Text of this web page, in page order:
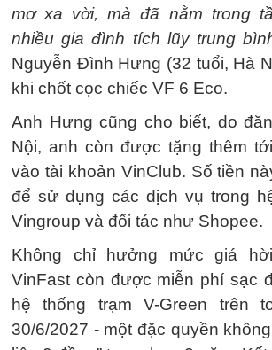
mơ xa vời, mà đã nằm trong
nhiều gia đình tích lũy trung
Nguyễn Đình Hưng (32 tuổi, Hà
khi chốt cọc chiếc VF 6 Eco.
Anh Hưng cũng cho biết, do
Nội, anh còn được tặng thêm
vào tài khoản VinClub. Số tiền
để sử dụng các dịch vụ trong
Vingroup và đối tác như Shopee.
Không chỉ hưởng mức giá
VinFast còn được miễn phí sạc
hệ thống trạm V-Green trên
30/6/2027 - một đặc quyền